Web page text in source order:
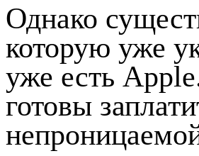
Однако
которую уже
уже есть
готовы